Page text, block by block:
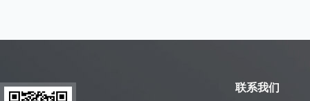
联系我们